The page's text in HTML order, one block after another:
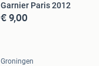
Garnier Paris 2012
€ 9,00
Groningen